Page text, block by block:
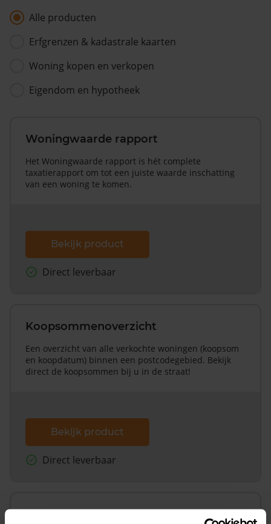
Alle producten
Erfgrenzen & kadastrale kaarten
Woning kopen en verkopen
Eigendom en hypotheek
Woningwaarde rapport
Het Woningwaarde rapport is hét complete
taxatierapport om tot een juiste waarde inschatting
van een woning te komen.
Bekijk product
Direct leverbaar
Koopsommenoverzicht
Een overzicht van alle verkochte woningen (koopsom
en koopdatum) binnen een postcodegebied. Bekijk
direct de koopsommen bij u in de straat!
Bekijk product
Direct leverbaar